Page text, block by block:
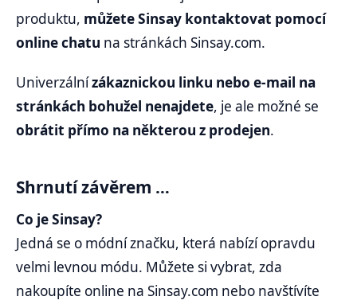
produktu, můžete Sinsay kontaktovat pomocí
online chatu na stránkách Sinsay.com.
Univerzálnízákaznickou linku nebo e-mail na
stránkách bohužel nenajdete, je ale možné se
obrátit přímo na některou z prodejen.
Shrnutí závěrem …
Co je Sinsay?
Jedná se o módní značku, která nabízí opravdu
velmi levnou módu. Můžete si vybrat, zda
nakoupíte online na Sinsay.com nebo navštívíte